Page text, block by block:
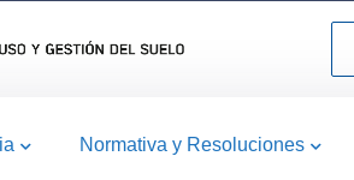
Normativa y Resoluciones